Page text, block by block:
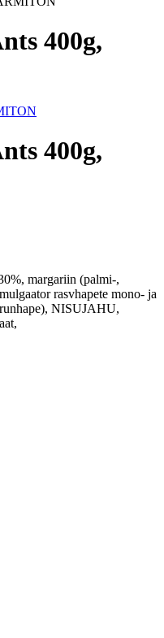
400g,
400g,
margariin (palmi-,
rasvhapete mono- ja
NISUJAHU,